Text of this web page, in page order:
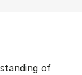
of